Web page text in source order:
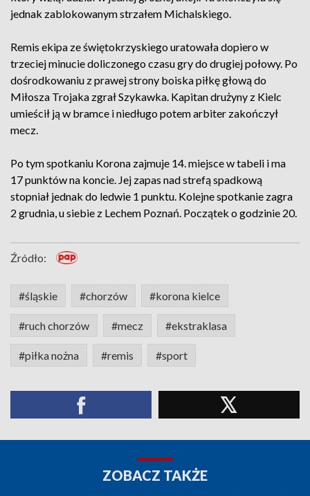
jednak zablokowanym strzałem Michalskiego.
Remis ekipa ze świętokrzyskiego uratowała dopiero w
trzeciej minucie doliczonego czasu gry do drugiej połowy. Po
dośrodkowaniu z prawej strony boiska piłkę głową do
Miłosza Trojaka zgrał Szykawka. Kapitan drużyny z Kielc
umieścił ją w bramce i niedługo potem arbiter zakończył
mecz.
Po tym spotkaniu Korona zajmuje 14. miejsce w tabeli i ma
17 punktów na koncie. Jej zapas nad strefą spadkową
stopniał jednak do ledwie 1 punktu. Kolejne spotkanie zagra
2 grudnia, u siebie z Lechem Poznań. Początek o godzinie 20.
Źródło:
#śląskie #chorzów #korona kielce
#ruch chorzów #mecz #ekstraklasa
#piłka nożna #remis #sport
ZOBACZ TAKŻE